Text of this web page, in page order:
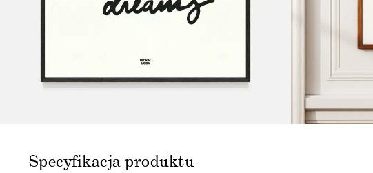
Specyfikacja produktu